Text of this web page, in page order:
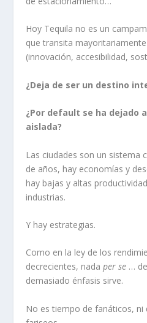
Hoy Tequila no es un
que transita
(innovación, accesibilidad,
¿Deja de ser un destino
¿Por default se ha dejado
aislada?
Las ciudades son un sistema
de años, hay economías y
hay bajas y altas
industrias.
Y hay estrategias.
Como en la ley de los
decrecientes, nadaper se …
demasiado énfasis sirve.
No es tiempo de fanáticos, ni